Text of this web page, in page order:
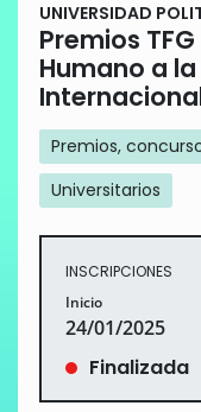
UNIVERSIDAD
Premios
Humano a
Premios,
Universitarios
INSCRIPCIONES
Inicio
24/01/2025
Finalizada